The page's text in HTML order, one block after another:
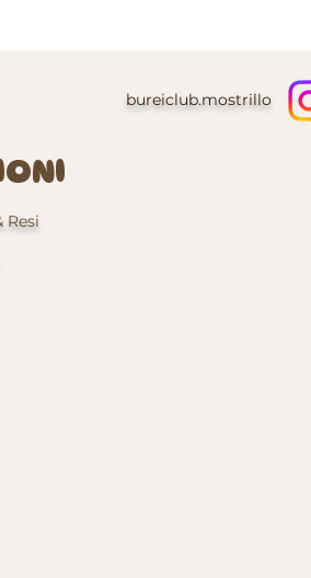
bureiclub.mostrillo
Resi